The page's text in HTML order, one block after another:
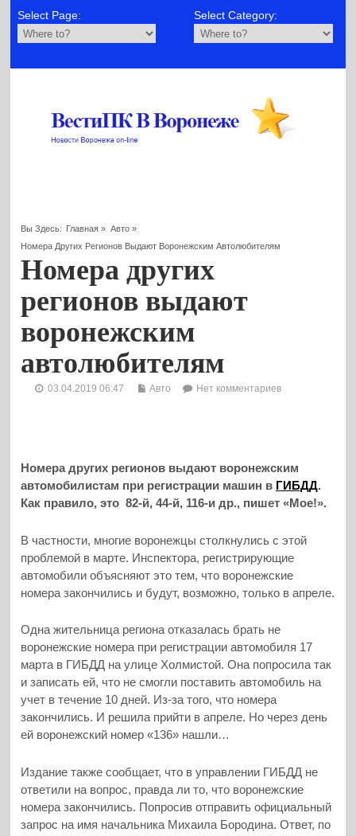
Select Page: Select Category:
Вы Здесь: Главная » Авто»
Номера Других Регионов Выдают Воронежским Автолюбителям
Номера других
регионов выдают
воронежским
автолюбителям
03.04.2019 06:47 Авто Нет комментариев
Номера других регионов выдают воронежским
автомобилистам при регистрации машин в ГИБДД.
Как правило, это 82-й, 44-й, 116-и др., пишет «Мое!».
В частности, многие воронежцы столкнулись с этой
проблемой в марте. Инспектора, регистрирующие
автомобили объясняют это тем, что воронежские
номера закончились и будут, возможно, только в апреле.
Одна жительница региона отказалась брать не
воронежские номера при регистрации автомобиля 17
марта в ГИБДД на улице Холмистой. Она попросила так
и записать ей, что не смогли поставить автомобиль на
учет в течение 10 дней. Из-за того, что номера
закончились. И решила прийти в апреле. Но через день
ей воронежский номер «136» нашли…
Издание также сообщает, что в управлении ГИБДД не
ответили на вопрос, правда ли то, что воронежские
номера закончились. Попросив отправить официальный
запрос на имя начальника Михаила Бородина. Ответ, по